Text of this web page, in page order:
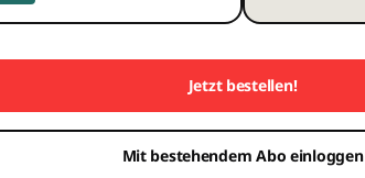
Jetzt bestellen!
Mit bestehendem Abo einloggen